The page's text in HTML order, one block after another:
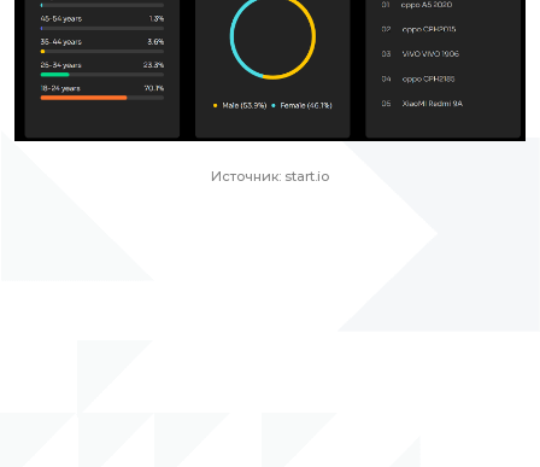
Источник: start.io